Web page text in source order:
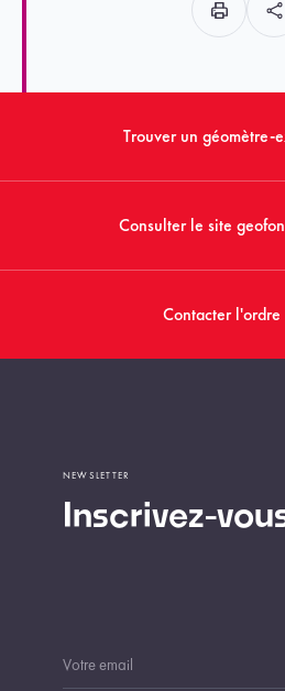
Trouver un géomètre-
Consulter le site
Contacter l'ordre
Inscrivez-
NEWSLETTER